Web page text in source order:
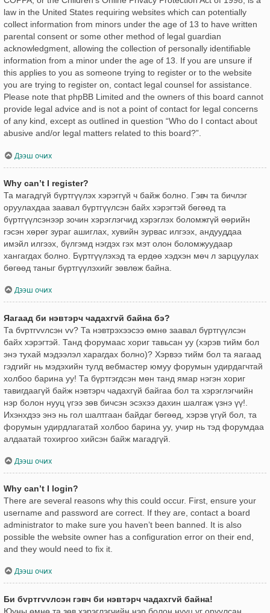
law in the United States requiring websites which can potentially
collect information from minors under the age of 13 to have written
parental consent or some other method of legal guardian
acknowledgment, allowing the collection of personally identifiable
information from a minor under the age of 13. If you are unsure if
this applies to you as someone trying to register or to the website
you are trying to register on, contact legal counsel for assistance.
Please note that phpBB Limited and the owners of this board cannot
provide legal advice and is not a point of contact for legal concerns
of any kind, except as outlined in question “Who do I contact about
abusive and/or legal matters related to this board?”.
Дээш очих
Why can’t I register?
Та магадгүй бүртгүүлэх хэрэггүй ч байж болно. Гэвч та бичлэг
оруулахдаа заавал бүртгүүлсэн байх хэрэгтэй бөгөөд та
бүртгүүлсэнээр зочин хэрэглэгчид хэрэглэх боломжгүй өөрийн
гэсэн хөрөг зураг ашиглах, хувийн зурвас илгээх, андууддаа
имэйл илгээх, бүлгэмд нэгдэх гэх мэт олон боломжуудаар
хангагдах болно. Бүртгүүлэхэд та ердөө хэдхэн мөч л зарцуулах
бөгөөд таныг бүртгүүлэхийг зөвлөж байна.
Дээш очих
Яагаад би нэвтэрч чадахгvй байна бэ?
Та бvртгvvлсэн vv? Та нэвтрэхээсээ өмнө заавал бүртгүүлсэн
байх хэрэгтэй. Танд форумаас хориг тавьсан уу (хэрэв тийм бол
энэ тухай мэдээлэл харагдах болно)? Хэрвээ тийм бол та яагаад
гэдгийг нь мэдэхийн тулд вебмастер юмуу форумын удирдагчтай
холбоо барина уу! Та бүртгэгдсэн мөн танд ямар нэгэн хориг
тавигдаагүй байж нэвтэрч чадахгүй байгаа бол та хэрэглэгчийн
нэр болон нууц үгээ зөв бичсэн эсэхээ дахин шалгаж үзнэ үү!.
Ихэнхдээ энэ нь гол шалтгаан байдаг бөгөөд, хэрэв үгүй бол, та
форумын удирдлагатай холбоо барина уу, учир нь тэд форумдаа
алдаатай тохиргоо хийсэн байж магадгүй.
Дээш очих
Why can’t I login?
There are several reasons why this could occur. First, ensure your
username and password are correct. If they are, contact a board
administrator to make sure you haven’t been banned. It is also
possible the website owner has a configuration error on their end,
and they would need to fix it.
Дээш очих
Би бvртгvvлсэн гэвч би нэвтэрч чадахгvй байна!
Юуны өмнө та зөв хэрэглэгчийн нэр болон нууц үг оруулсан